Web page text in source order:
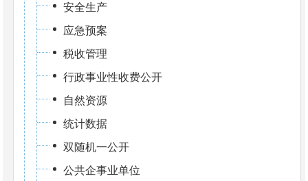
安全生产
应急预案
税收管理
行政事业性收费公开
自然资源
统计数据
双随机一公开
公共企事业单位